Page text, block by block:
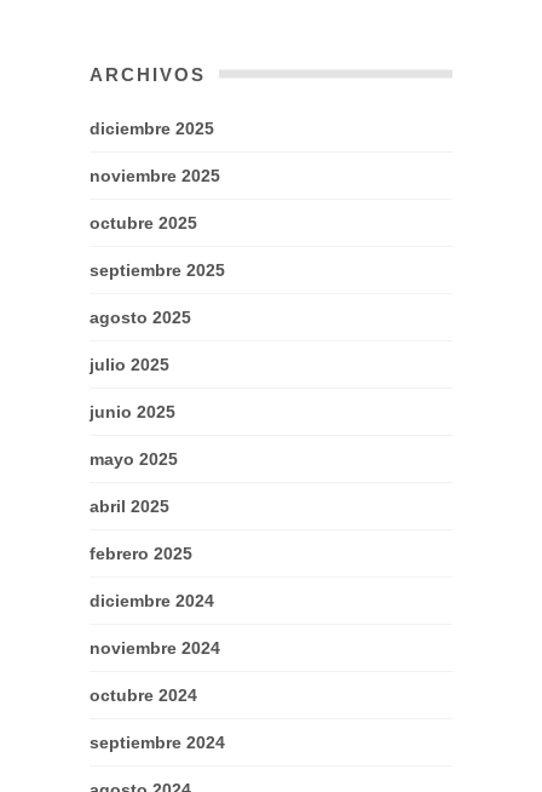
ARCHIVOS
diciembre 2025
noviembre 2025
octubre 2025
septiembre 2025
agosto 2025
julio 2025
junio 2025
mayo 2025
abril 2025
febrero 2025
diciembre 2024
noviembre 2024
octubre 2024
septiembre 2024